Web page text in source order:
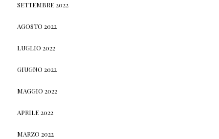
SETTEMBRE 2022
AGOSTO 2022
LUGLIO 2022
GIUGNO 2022
MAGGIO 2022
APRILE 2022
MARZO 2022